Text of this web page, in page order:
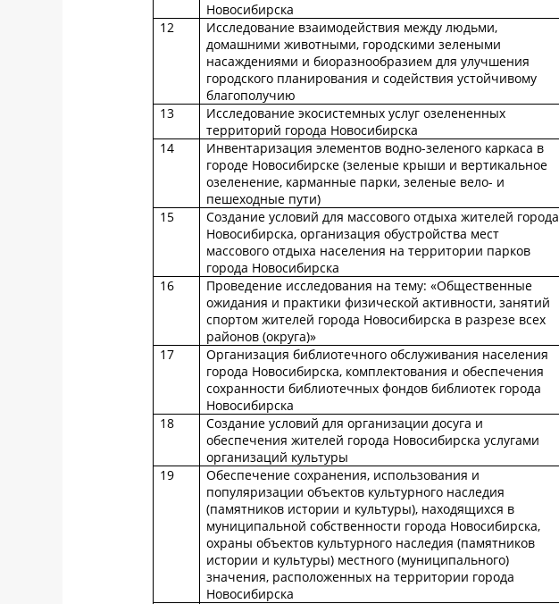
Новосибирска
12
Исследование взаимодействия между людьми,
домашними животными, городскими зелеными
насаждениями и биоразнообразием для улучшения
городского планирования и содействия устойчивому
благополучию
13
Исследование экосистемных услуг озелененных
территорий города Новосибирска
14
Инвентаризация элементов водно-зеленого каркаса в
городе Новосибирске (зеленые крыши и вертикальное
озеленение, карманные парки, зеленые вело- и
пешеходные пути)
15
Создание условий для массового отдыха жителей города
Новосибирска, организация обустройства мест
массового отдыха населения на территории парков
города Новосибирска
16
Проведение исследования на тему: «Общественные
ожидания и практики физической активности, занятий
спортом жителей города Новосибирска в разрезе всех
районов (округа)»
17
Организация библиотечного обслуживания населения
города Новосибирска, комплектования и обеспечения
сохранности библиотечных фондов библиотек города
Новосибирска
18
Создание условий для организации досуга и
обеспечения жителей города Новосибирска услугами
организаций культуры
19
Обеспечение сохранения, использования и
популяризации объектов культурного наследия
(памятников истории и культуры), находящихся в
муниципальной собственности города Новосибирска,
охраны объектов культурного наследия (памятников
истории и культуры) местного (муниципального)
значения, расположенных на территории города
Новосибирска